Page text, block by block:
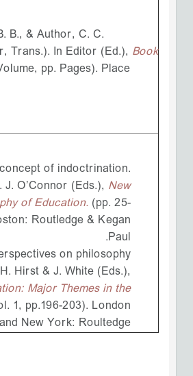
B., & Author, C. C.
Trans.). In Editor (Ed.),Book
pp. Pages). Place
of indoctrination.
J. O’Connor (Eds.),New
of Education.(pp. 25-
Routledge & Kegan
Paul.
on philosophy
Hirst & J. White (Eds.),
Major Themes in the
1, pp.196-203). London
and New York: Roultedge.